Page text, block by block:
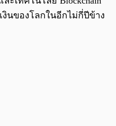
งินของโลกในอีกไม่กี่ปีข้าง